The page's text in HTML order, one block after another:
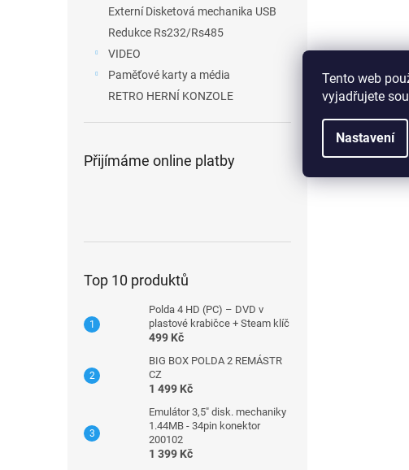
Tento web
vyjadřujete
Nastavení
Externí Disketová mechanika USB
Redukce Rs232/Rs485
VIDEO
Paměťové karty a média
RETRO HERNÍ KONZOLE
Přijímáme online platby
Top 10 produktů
Polda 4 HD (PC) – DVD v
plastové krabičce + Steam klíč
499 Kč
BIG BOX POLDA 2 REMÁSTR
CZ
1 499 Kč
Emulátor 3,5" disk. mechaniky
1.44MB - 34pin konektor
200102
1 399 Kč